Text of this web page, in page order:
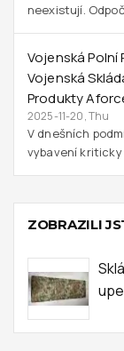
neexistují.
Vojenská Polní
Vojenská
Produkty
2025-11-20, Thu
V dnešních
vybavení
ZOBRAZILI